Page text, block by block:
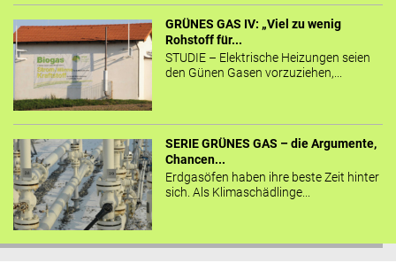
GRÜNES GAS IV: „Viel zu wenig
Rohstoff für...
STUDIE – Elektrische Heizungen seien
den Günen Gasen vorzuziehen,...
SERIE GRÜNES GAS – die Argumente,
Chancen...
Erdgasöfen haben ihre beste Zeit hinter
sich. Als Klimaschädlinge...